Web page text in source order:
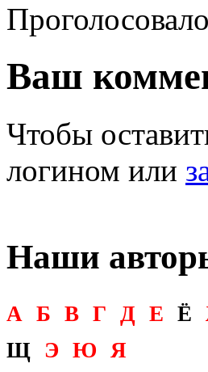
Ваш
Чтобы
логином или
Наши
А Б В Г Д Е Ё
Щ Э Ю Я